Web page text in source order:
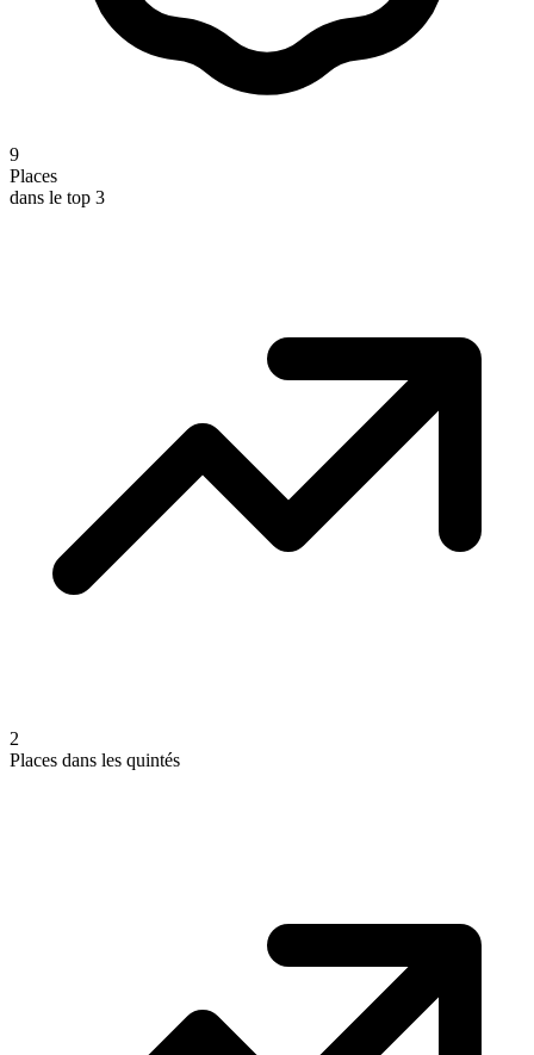
9
Places
dans le top 3
2
Places dans les quintés